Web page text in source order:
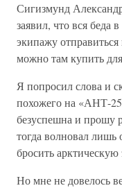
Сигизмунд
заявил, что вся
экипажу
можно там купить
Я попросил слова и
похожего на «АНТ-
безуспешна и прошу
тогда волновал лишь
бросить
Но мне не довелось